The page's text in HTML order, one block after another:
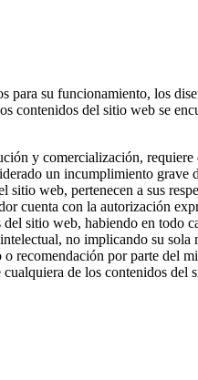
para su funcionamiento, los
contenidos del sitio web se
y comercialización, requiere
un incumplimiento grave
web, pertenecen a sus
cuenta con la autorización
sitio web, habiendo en todo
no implicando su
recomendación por parte del
de los contenidos del